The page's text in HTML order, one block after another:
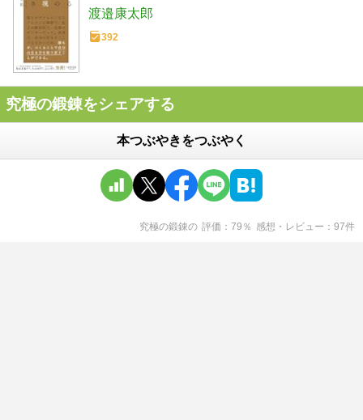
渡邉康太郎
392
究極の鍛錬をシェアする
本つぶやきをつぶやく
究極の鍛錬の 評価 79 ％ 感想・レビュー 97件